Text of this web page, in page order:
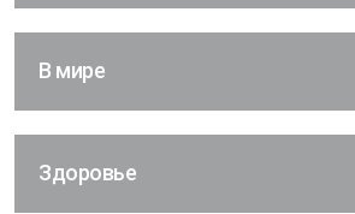
В мире
Здоровье